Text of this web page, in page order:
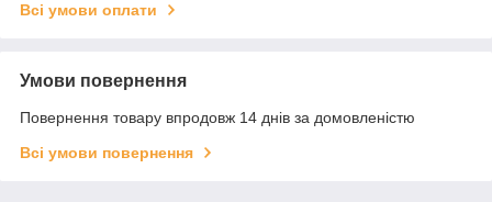
Всі умови оплати
Умови повернення
Повернення товару впродовж 14 днів за домовленістю
Всі умови повернення